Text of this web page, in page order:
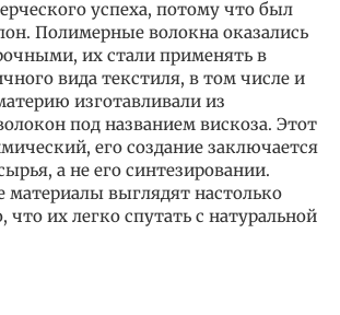
успеха, потому что был
Полимерные волокна оказались
их стали применять в
вида текстиля, в том числе и
изготавливали из
под названием вискоза. Этот
его создание заключается
а не его синтезировании.
материалы выглядят настолько
что их легко спутать с натуральной